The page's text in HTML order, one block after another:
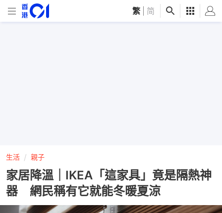
繁 简
生活 親子
家居降溫｜IKEA「這家具」竟是隔熱神
器 網民稱有它就能冬暖夏涼